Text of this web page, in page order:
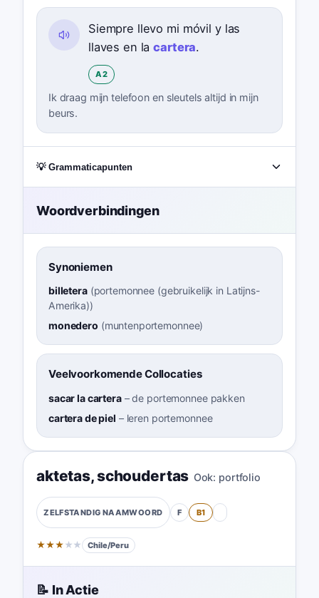
Siempre llevo mi móvil y las
llaves en lacartera.
A2
Ik draag mijn telefoon en sleutels altijd in mijn
beurs.
💡 Grammaticapunten
Woordverbindingen
Synoniemen
billetera(portemonnee (gebruikelijk in Latijns-
Amerika))
monedero (muntenportemonnee)
Veelvoorkomende Collocaties
sacar la cartera–de portemonnee pakken
cartera de piel – leren portemonnee
aktetas,schoudertas Ook: portfolio
ZELFSTANDIG NAAMWOORD F B1
★★★ ★ ★ Chile/Peru
📝 In Actie